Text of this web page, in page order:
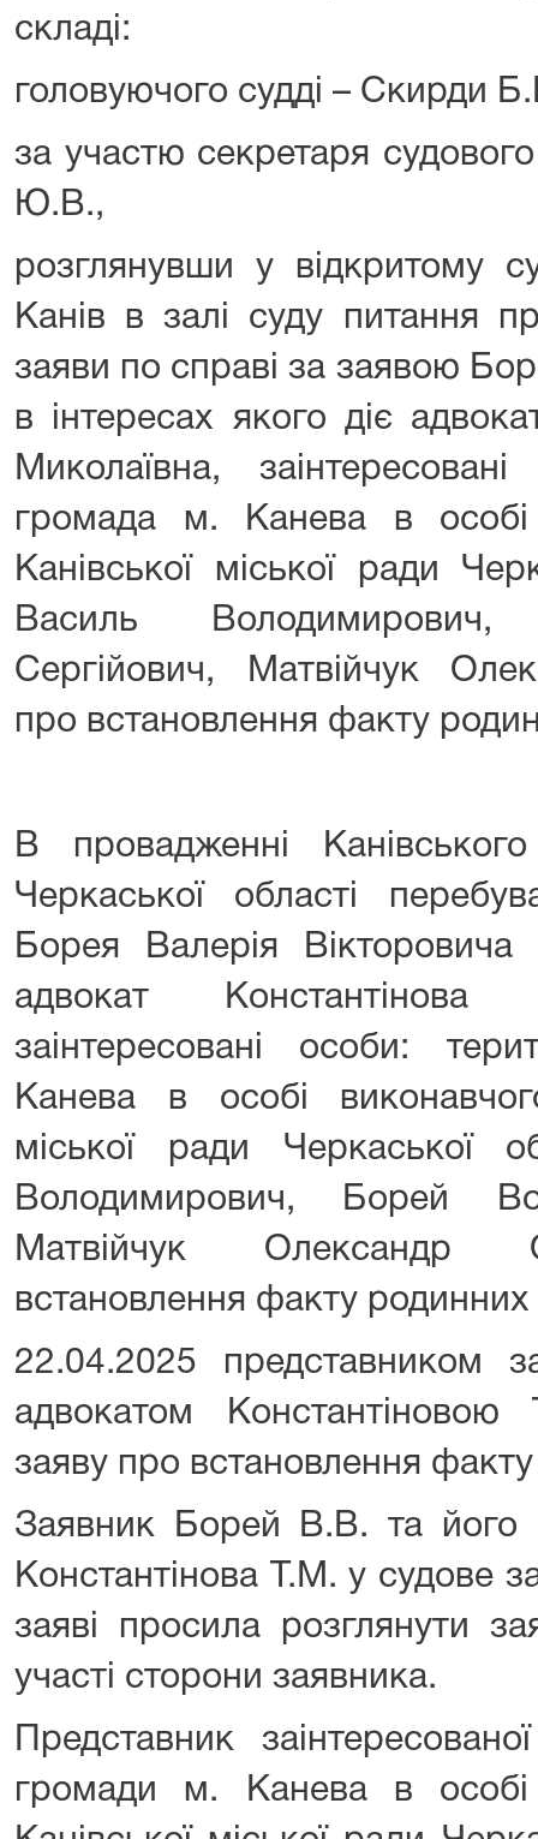
складі:
головуючого судді – Скирди
за участю секретаря
Ю.В.,
розглянувши у відкритому
Канів в залі суду питання
заяви по справі за заявою
в інтересах якого діє
Миколаївна,
громада м. Канева в особі
Канівської міської ради
Василь
Сергійович, Матвійчук
про встановлення факту
В провадженні
Черкаської області
Борея Валерія Вікторовича
адвокат Константінова
заінтересовані особи:
Канева в особі
міської ради Черкаської
Володимирович, Борей
Матвійчук Олександр
встановлення факту родинних
22.04.2025 представником
адвокатом
заяву про встановлення
Заявник Борей В.В. та його
Константінова Т.М. у судове
заяві просила розглянути
участі сторони заявника.
Представник
громади м. Канева в особі